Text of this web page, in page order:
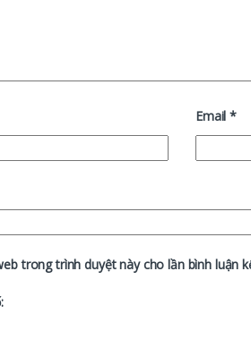
Email*
trong trình duyệt này cho lần bình luận